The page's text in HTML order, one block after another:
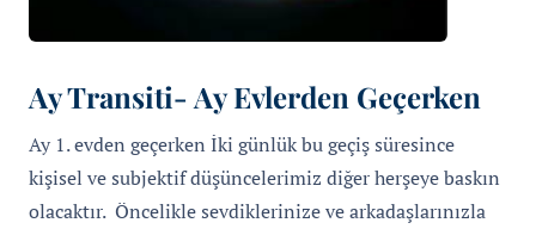
Ay Transiti- Ay Evlerden Geçerken
Ay 1. evden geçerken İki günlük bu geçiş süresince
kişisel ve subjektif düşüncelerimiz diğer herşeye baskın
olacaktır. Öncelikle sevdiklerinize ve arkadaşlarınızla